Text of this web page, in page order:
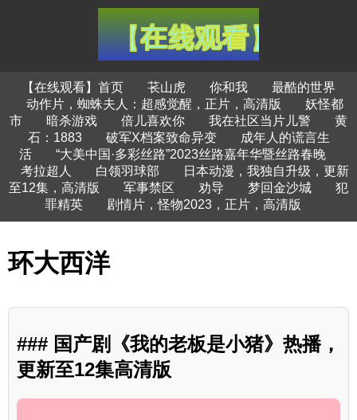
【在线观看】首页 苌山虎 你和我
最酷的世界
动作片，蜘蛛夫人：超感觉醒，正片，高清版
妖怪都
市
暗杀游戏 倍儿喜欢你 我在社区当片儿警
黄
石：1883
破军X档案致命异变
成年人的谎言生
活
“大美中国·多彩丝路”2023丝路嘉年华暨丝路春晚
考拉超人
白领羽球部
日本动漫，我独自升级，更新
至12集，高清版
军事禁区 劝导 梦回金沙城
犯
罪精英
剧情片，怪物2023，正片，高清版
环大西洋
### 国产剧《我的老板是小猪》热播，
更新至12集高清版